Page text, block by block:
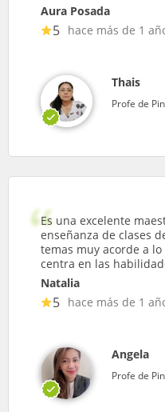
Aura Posada
5 hace más de 1
Thais
Profe de
Es una excelente
enseñanza de clases
temas muy acorde a
centra en las
Natalia
5 hace más de 1
Angela
Profe de